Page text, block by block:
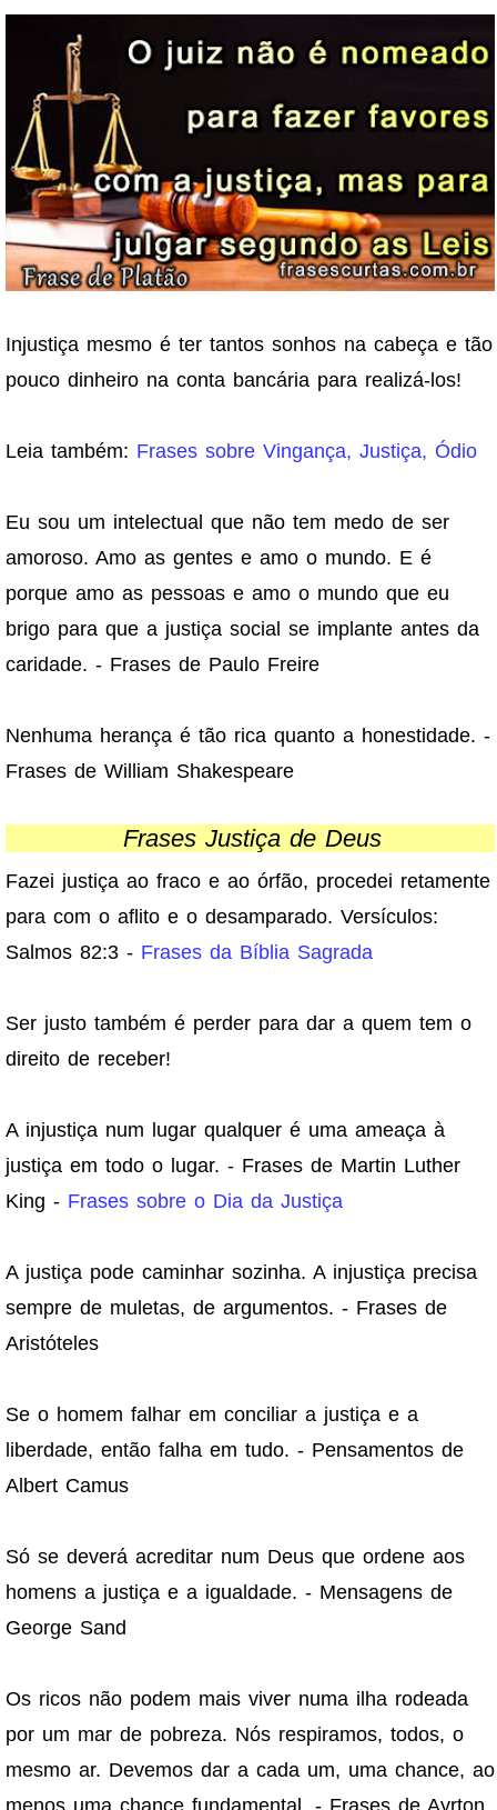
Injustiça mesmo é ter tantos sonhos na cabeça e tão
pouco dinheiro na conta bancária para realizá-los!
Leia também: Frases sobre Vingança, Justiça, Ódio
Eu sou um intelectual que não tem medo de ser
amoroso. Amo as gentes e amo o mundo. E é
porque amo as pessoas e amo o mundo que eu
brigo para que a justiça social se implante antes da
caridade. - Frases de Paulo Freire
Nenhuma herança é tão rica quanto a honestidade. -
Frases de William Shakespeare
Frases Justiça de Deus
Fazei justiça ao fraco e ao órfão, procedei retamente
para com o aflito e o desamparado. Versículos:
Salmos 82:3 - Frases da Bíblia Sagrada
Ser justo também é perder para dar a quem tem o
direito de receber!
A injustiça num lugar qualquer é uma ameaça à
justiça em todo o lugar. - Frases de Martin Luther
King - Frases sobre o Dia da Justiça
A justiça pode caminhar sozinha. A injustiça precisa
sempre de muletas, de argumentos. - Frases de
Aristóteles
Se o homem falhar em conciliar a justiça e a
liberdade, então falha em tudo. - Pensamentos de
Albert Camus
Só se deverá acreditar num Deus que ordene aos
homens a justiça e a igualdade. - Mensagens de
George Sand
Os ricos não podem mais viver numa ilha rodeada
por um mar de pobreza. Nós respiramos, todos, o
mesmo ar. Devemos dar a cada um, uma chance, ao